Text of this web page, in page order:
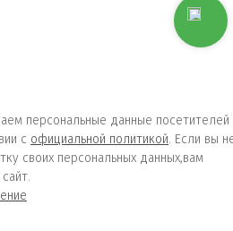
персональные данные посетителей
с официальной политикой. Если вы
своих персональных данных,вам